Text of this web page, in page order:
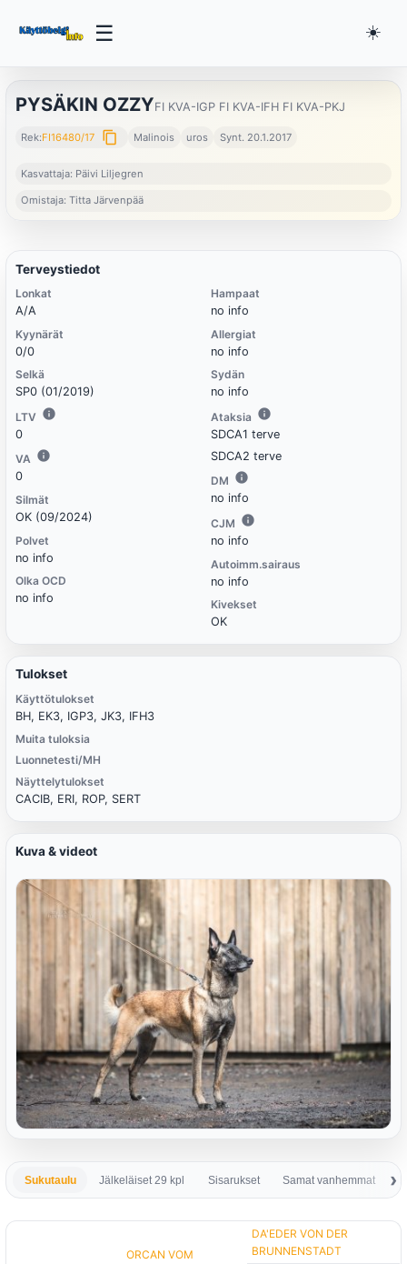
☰ ☀️
PYSÄKIN OZZYFI KVA-IGP FI KVA-IFH FI KVA-PKJ
Rek:FI16480/17 content_copy Malinois uros Synt. 20.1.2017
Kasvattaja: Päivi Liljegren
Omistaja: Titta Järvenpää
Terveystiedot
Lonkat
A/A
Kyynärät
0/0
Selkä
SP0 (01/2019)
LTV
0
VA
0
Silmät
OK (09/2024)
Polvet
no info
Olka OCD
no info
Hampaat
no info
Allergiat
no info
Sydän
no info
Ataksia
SDCA1 terve
SDCA2 terve
DM
no info
CJM
no info
Autoimm.sairaus
no info
Kivekset
OK
Tulokset
Käyttötulokset
BH, EK3, IGP3, JK3, IFH3
Muita tuloksia
Luonnetesti/MH
Näyttelytulokset
CACIB, ERI, ROP, SERT
Kuva & videot
Sukutaulu Jälkeläiset 29 kpl Sisarukset Samat vanhemmat
ORCAN VOM
DA'EDER VON DER
BRUNNENSTADT